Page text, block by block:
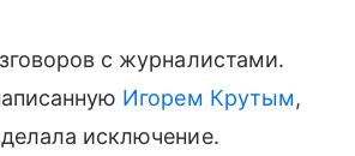
с журналистами.
Игорем Крутым,
исключение.